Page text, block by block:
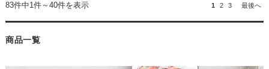
83件中1件～40件を表示 1 2 3 最後へ
商品一覧